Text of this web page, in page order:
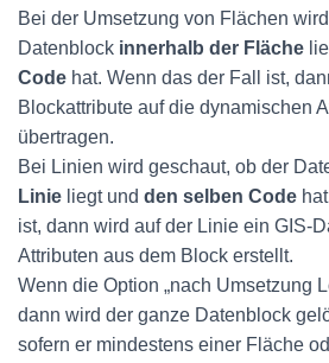
Bei der Umsetzung von Flächen
Datenblock innerhalb der Fläche
Code hat. Wenn das der Fall ist,
Blockattribute auf die dynamischen
übertragen.
Bei Linien wird geschaut, ob der
Linie liegt und den selben Code
ist, dann wird auf der Linie ein GIS-
Attributen aus dem Block erstellt.
Wenn die Option „nach Umsetzung
dann wird der ganze Datenblock
sofern er mindestens einer Fläche